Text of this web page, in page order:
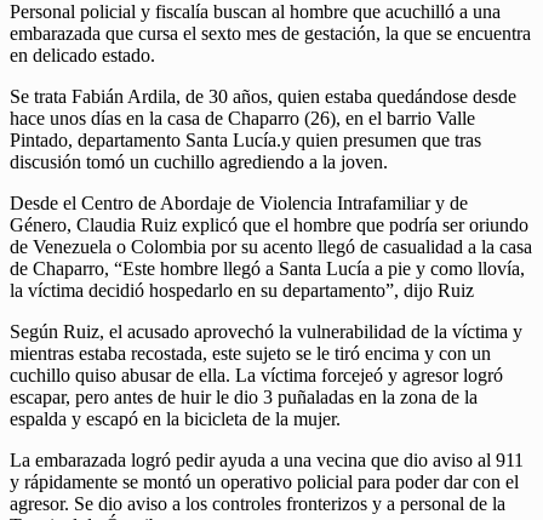
Personal policial y fiscalía buscan al hombre que acuchilló a una
embarazada que cursa el sexto mes de gestación, la que se encuentra
en delicado estado.
Se trata Fabián Ardila, de 30 años, quien estaba quedándose desde
hace unos días en la casa de Chaparro (26), en el barrio Valle
Pintado, departamento Santa Lucía.y quien presumen que tras
discusión tomó un cuchillo agrediendo a la joven.
Desde el Centro de Abordaje de Violencia Intrafamiliar y de
Género, Claudia Ruiz explicó que el hombre que podría ser oriundo
de Venezuela o Colombia por su acento llegó de casualidad a la casa
de Chaparro, “Este hombre llegó a Santa Lucía a pie y como llovía,
la víctima decidió hospedarlo en su departamento”, dijo Ruiz
Según Ruiz, el acusado aprovechó la vulnerabilidad de la víctima y
mientras estaba recostada, este sujeto se le tiró encima y con un
cuchillo quiso abusar de ella. La víctima forcejeó y agresor logró
escapar, pero antes de huir le dio 3 puñaladas en la zona de la
espalda y escapó en la bicicleta de la mujer.
La embarazada logró pedir ayuda a una vecina que dio aviso al 911
y rápidamente se montó un operativo policial para poder dar con el
agresor. Se dio aviso a los controles fronterizos y a personal de la